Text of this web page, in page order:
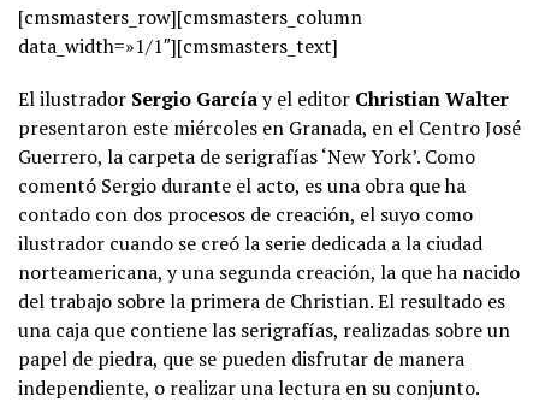
[cmsmasters_row][cmsmasters_column
data_width=»1/1″][cmsmasters_text]
El ilustrador Sergio Garcíay el editor Christian Walter
presentaron este miércoles en Granada, en el Centro José
Guerrero, la carpeta de serigrafías ‘New York’. Como
comentó Sergio durante el acto, es una obra que ha
contado con dos procesos de creación, el suyo como
ilustrador cuando se creó la serie dedicada a la ciudad
norteamericana, y una segunda creación, la que ha nacido
del trabajo sobre la primera de Christian. El resultado es
una caja que contiene las serigrafías, realizadas sobre un
papel de piedra, que se pueden disfrutar de manera
independiente, o realizar una lectura en su conjunto.